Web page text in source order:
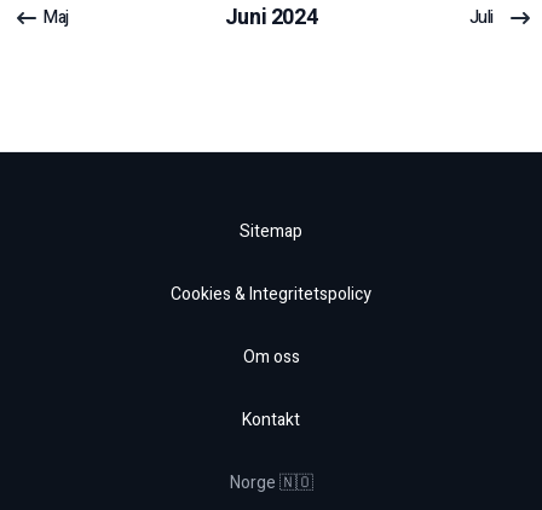
Maj Juni2024 Juli
Sitemap
Cookies & Integritetspolicy
Om oss
Kontakt
Norge 🇳🇴